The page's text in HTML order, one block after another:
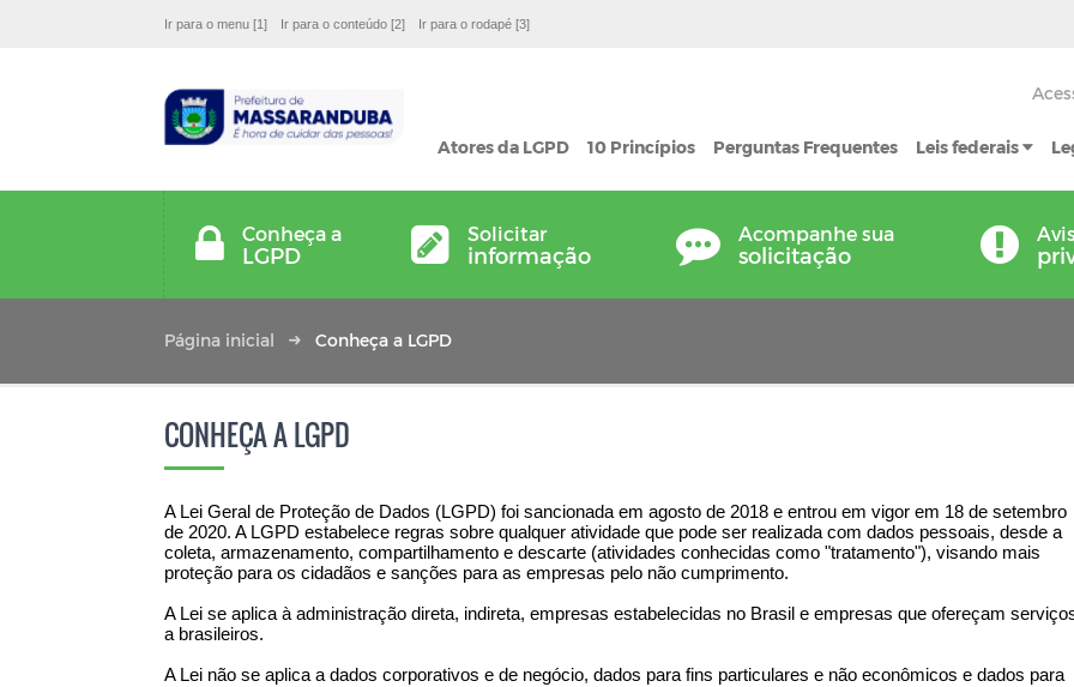
Ir para o menu [1] Ir para o conteúdo [2] Ir para o rodapé [3]
Atores da LGPD 10 Princípios Perguntas Frequentes Leis federais
Conheça a
LGPD
Solicitar
informação
Acompanhe sua
solicitação
Página inicial Conheça a LGPD
CONHEÇA A LGPD
A Lei Geral de Proteção de Dados (LGPD) foi sancionada em agosto de 2018 e entrou em vigor em 18 de setembro
de 2020. A LGPD estabelece regras sobre qualquer atividade que pode ser realizada com dados pessoais, desde a
coleta, armazenamento, compartilhamento e descarte (atividades conhecidas como "tratamento"), visando mais
proteção para os cidadãos e sanções para as empresas pelo não cumprimento.
A Lei se aplica à administração direta, indireta, empresas estabelecidas no Brasil e empresas que ofereçam
a brasileiros.
A Lei não se aplica a dados corporativos e de negócio, dados para fins particulares e não econômicos e dados para